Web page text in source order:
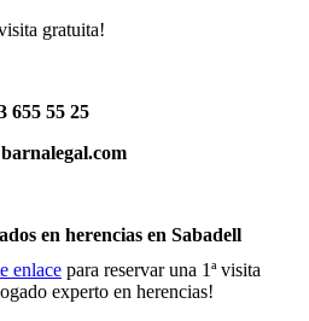
visita gratuita!
655 55 25
en herencias en Sabadell
enlace para reservar una 1ª visita
experto en herencias!